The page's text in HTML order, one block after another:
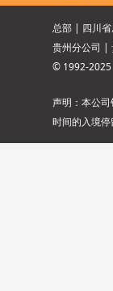
总部 | 四川
贵州分公司 |
© 1992-2025
声明：本公
时间的入境